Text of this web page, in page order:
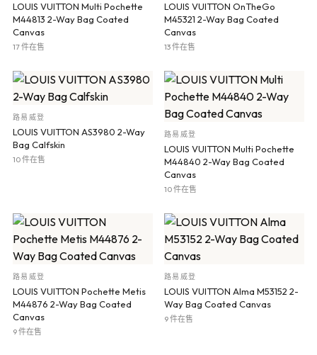
LOUIS VUITTON Multi Pochette
M44813 2-Way Bag Coated
Canvas
17 件在售
LOUIS VUITTON OnTheGo
M45321 2-Way Bag Coated
Canvas
13 件在售
路易威登
LOUIS VUITTON AS3980 2-Way
Bag Calfskin
10 件在售
路易威登
LOUIS VUITTON Multi Pochette
M44840 2-Way Bag Coated
Canvas
10 件在售
路易威登
LOUIS VUITTON Pochette Metis
M44876 2-Way Bag Coated
Canvas
9 件在售
路易威登
LOUIS VUITTON Alma M53152 2-
Way Bag Coated Canvas
9 件在售